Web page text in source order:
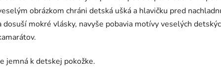
obrázkom chráni detská ušká a hlavičku pred
dosuší mokré vlásky, navyše pobavia motívy veselých
jemná k detskej pokožke.